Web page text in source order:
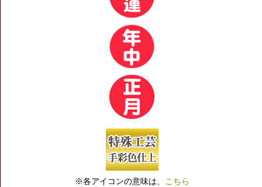
※各アイコンの意味は、 こちら